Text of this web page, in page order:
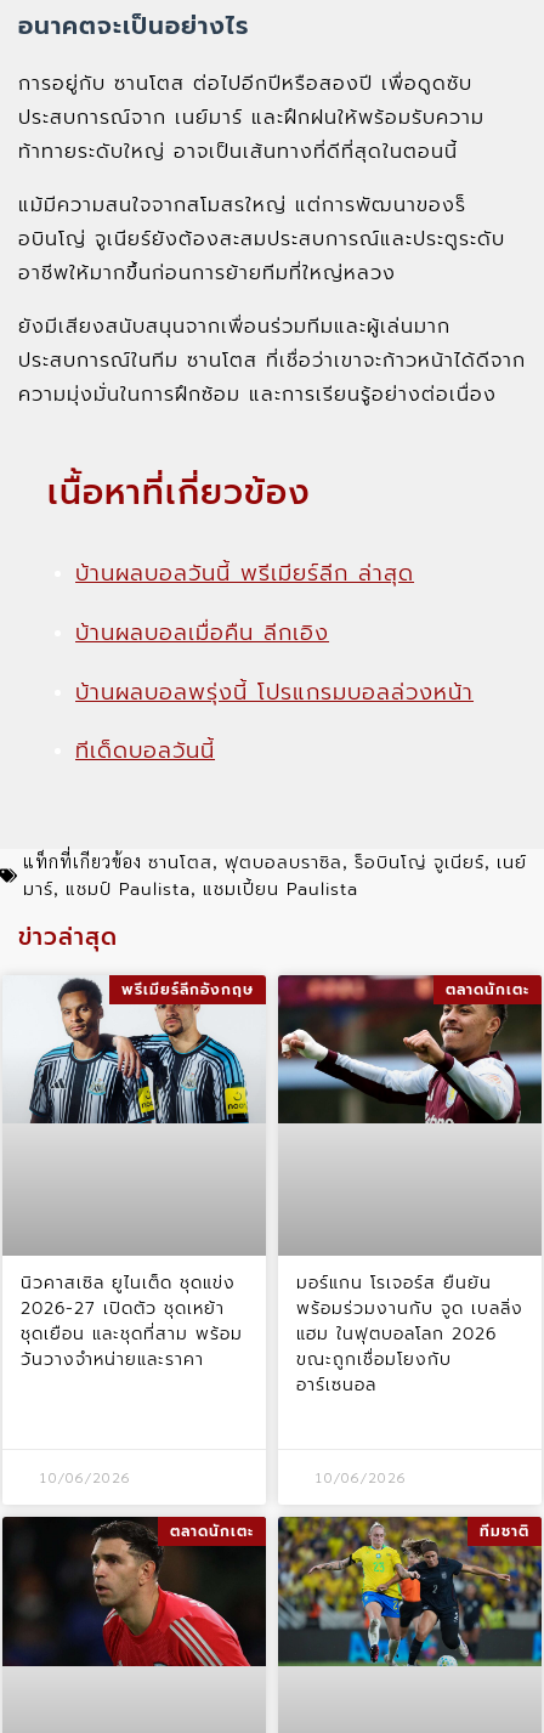
อนาคตจะเป็นอย่างไร
การอยู่กับ ซานโตส ต่อไปอีกปีหรือสองปี เพื่อดูดซับ
ประสบการณ์จาก เนย์มาร์ และฝึกฝนให้พร้อมรับความ
ท้าทายระดับใหญ่ อาจเป็นเส้นทางที่ดีที่สุดในตอนนี้
แม้มีความสนใจจากสโมสรใหญ่ แต่การพัฒนาของร็
อบินโญ่ จูเนียร์ยังต้องสะสมประสบการณ์และประตูระดับ
อาชีพให้มากขึ้นก่อนการย้ายทีมที่ใหญ่หลวง
ยังมีเสียงสนับสนุนจากเพื่อนร่วมทีมและผู้เล่นมาก
ประสบการณ์ในทีม ซานโตส ที่เชื่อว่าเขาจะก้าวหน้าได้ดีจาก
ความมุ่งมั่นในการฝึกซ้อม และการเรียนรู้อย่างต่อเนื่อง
เนื้อหาที่เกี่ยวข้อง
บ้านผลบอลวันนี้ พรีเมียร์ลีก ล่าสุด
บ้านผลบอลเมื่อคืน ลีกเอิง
บ้านผลบอลพรุ่งนี้ โปรแกรมบอลล่วงหน้า
ทีเด็ดบอลวันนี้
แท็กที่เกียวข้อง ซานโตส ฟุตบอลบราซิล ร็อบินโญ่ จูเนียร์ เนย์
มาร์ แชมป์ Paulista แชมเปี้ยน Paulista
ข่าวล่าสุด
พรีเมียร์ลีกอังกฤษ
นิวคาสเซิล ยูไนเต็ด ชุดแข่ง
2026-27 เปิดตัว ชุดเหย้า
ชุดเยือน และชุดที่สาม พร้อม
วันวางจำหน่ายและราคา
10/06/2026
ตลาดนักเตะ
มอร์แกน โรเจอร์ส ยืนยัน
พร้อมร่วมงานกับ จูด เบลลิ่ง
แฮม ในฟุตบอลโลก 2026
ขณะถูกเชื่อมโยงกับ
อาร์เซนอล
10/06/2026
ตลาดนักเตะ ทีมชาติ